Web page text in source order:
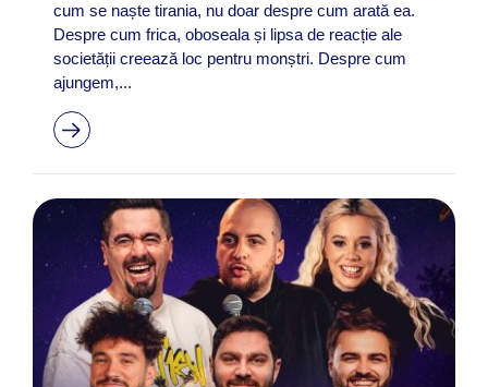
cum se naște tirania, nu doar despre cum arată ea.
Despre cum frica, oboseala și lipsa de reacție ale
societății creează loc pentru monștri. Despre cum
ajungem,...